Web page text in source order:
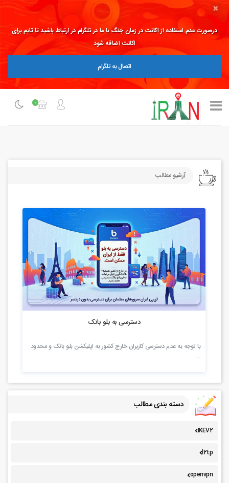
×
درصورت عدم استفاده از اکانت در زمان جنگ با ما در تلگرام در ارتباط باشید تا تایم برای
اکانت اضافه شود
اتصال به تلگرام
0
آرشیو مطالب
دسترسی به بلو بانک
با توجه به عدم دسترسی کاربران خارج کشور به اپلیکشن بلو بانک و محدود
…
دسته بندی مطالب
IKEV2
l2tp
openvpn